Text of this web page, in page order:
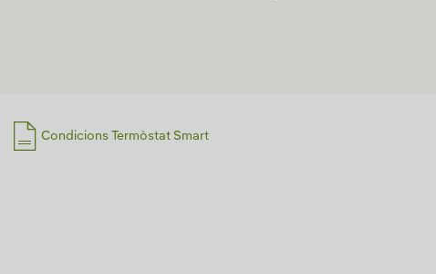
Condicions Termòstat Smart